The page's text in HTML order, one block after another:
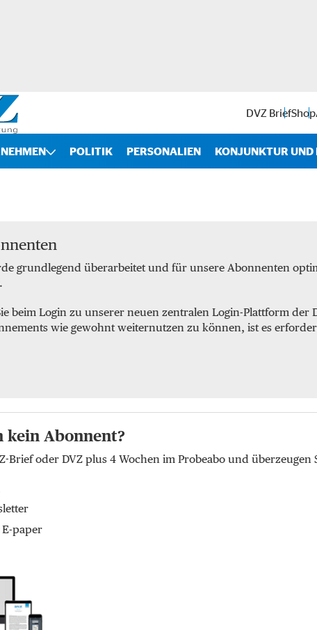
DVZ BriefShop
Verkehr
POLITIK PERSONALIEN KONJUNKTUR UND
grundlegend überarbeitet und für unsere Abonnenten
beim Login zu unserer neuen zentralen Login-Plattform der
wie gewohnt weiternutzen zu können, ist es
kein Abonnent?
Brief oder DVZ plus 4 Wochen im Probeabo und
paper